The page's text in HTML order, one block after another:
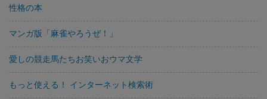
性格の本
マンガ版「麻雀やろうぜ！」
愛しの競走馬たちお笑いおウマ文学
もっと使える！ インターネット検索術